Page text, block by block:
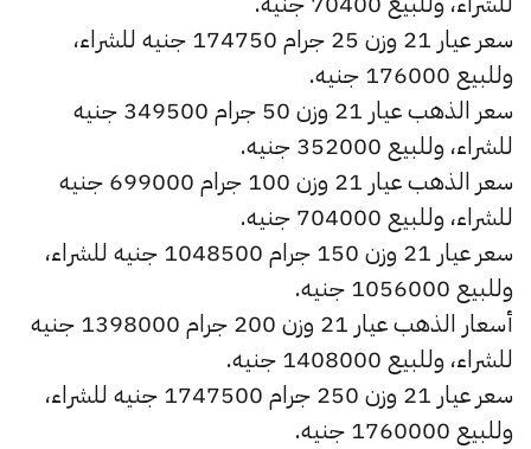
سعر عيار 21 وزن 25 جرام 174750 جنيه للشراء،
وللبيع 176000 جنيه.
سعر الذهب عيار 21 وزن 50 جرام 349500 جنيه
للشراء، وللبيع 352000 جنيه.
سعر الذهب عيار 21 وزن 100 جرام 699000 جنيه
للشراء، وللبيع 704000 جنيه.
سعر عيار 21 وزن 150 جرام 1048500 جنيه للشراء،
وللبيع 1056000 جنيه.
أسعار الذهب عيار 21 وزن 200 جرام 1398000 جنيه
للشراء، وللبيع 1408000 جنيه.
سعر عيار 21 وزن 250 جرام 1747500 جنيه للشراء،
وللبيع 1760000 جنيه.